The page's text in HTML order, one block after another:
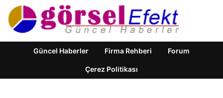
Güncel Haberler Firma Rehberi Forum
Çerez Politikası